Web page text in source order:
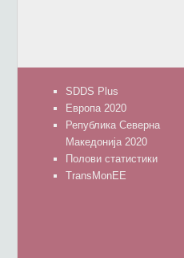
SDDS Plus
Европа 2020
Република Северна
Македонија 2020
Полови статистики
TransMonEE